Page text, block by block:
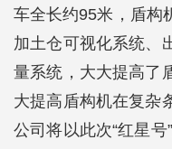
车全长约95米，盾构
加土仓可视化系统、
量系统，大大提高了
大提高盾构机在复杂
公司将以此次“红星